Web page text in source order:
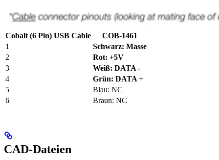
Cobalt (6 Pin) USB Cable
COB-1461
1
Schwarz: Masse
2
Rot: +5V
3
Weiß: DATA -
4
Grün: DATA +
5
Blau: NC
6
Braun: NC
CAD-Dateien